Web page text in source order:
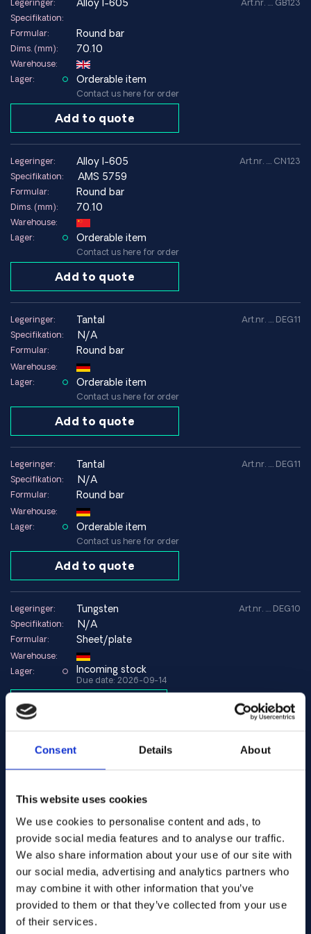
Consent Details About
This website uses cookies
We use cookies to personalise content and ads, to
provide social media features and to analyse our traffic.
We also share information about your use of our site with
our social media, advertising and analytics partners who
may combine it with other information that you’ve
provided to them or that they’ve collected from your use
of their services.
Titanium Grade 12
Titanium Grade 19 / Ti Beta C
Ti 6-6-2
Ti 6-2-4-2
Ti 6-2-4-6
Ti 10V-2Fe-3Al
Ti 15V-3Cr-3Sn-3Al
Rustfri & Specialstål
Aloy 410S
Aloy 321H
Aloy A-286
Legering 17-4 PH
Maraging 350
ASTM F15-04 Kovar
AISI 304L
AISI 316Ti
AISI 321
AISI 329 Duplex
AISI 420
AISI 442
AISI 309
AISI 330
Duplex 2205
EDX 2304
Hidurel 5
Aloy 740H
Aloy X-750
Aloy 751
Aloy 783
Aloy 803
Alu 945X
Legering 020
Legering N
Aloy L-605
Aloy R-405
Aloy 902 (Ni-Span-C)
Legering W
Legering PE11
Legering PE16
27-7MO
UNS N06230
UNS N06200
Legeringer: alloy l-605
Specifikation:
Formular:
Round bar
Dims. (mm): 70.10
Warehouse:
Lager:
Orderable item
Contact us here for order
Add to quote
Art.nr. .... GB123
Legeringer: alloy l-605
Specifikation: AMS 5759
Formular: Round bar
Dims. (mm): 70.10
Warehouse:
Lager:
Orderable item
Contact us here for order
Add to quote
Art.nr. .... CN123
Legeringer: tantal
Specifikation: N/A
Formular: Round bar
Warehouse:
Lager:
Orderable item
Contact us here for order
Add to quote
Art.nr. .... DEG11
Legeringer: tantal
Specifikation: N/A
Formular: Round bar
Warehouse:
Lager:
Orderable item
Contact us here for order
Add to quote
Art.nr. .... DEG11
Legeringer: tungsten
Specifikation: N/A
Formular: Sheet/plate
Warehouse:
Lager:
Incoming stock
Due date: 2026-09-14
Art.nr. .... DEG10
Legeringer:
Lager:
På lager: 271.00 kg
Add to quote
Art.nr. 11313
Legeringer: alloy 6b
Specifikation:
Formular:
Sheet/plate
Art.nr. .... GB113